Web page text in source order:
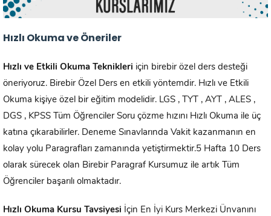
Hızlı Okuma ve Öneriler
Hızlı ve Etkili Okuma Teknikleri için birebir özel ders desteği
öneriyoruz. Birebir Özel Ders en etkili yöntemdir. Hızlı ve Etkili
Okuma kişiye özel bir eğitim modelidir. LGS , TYT , AYT , ALES ,
DGS , KPSS Tüm Öğrenciler Soru çözme hızını Hızlı Okuma ile üç
katına çıkarabilirler. Deneme Sınavlarında Vakit kazanmanın en
kolay yolu Paragrafları zamanında yetiştirmektir.5 Hafta 10 Ders
olarak sürecek olan Birebir Paragraf Kursumuz ile artık Tüm
Öğrenciler başarılı olmaktadır.
Hızlı Okuma Kursu Tavsiyesi İçin En İyi Kurs Merkezi Ünvanını